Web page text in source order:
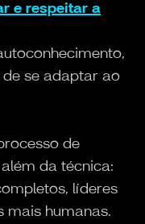
e respeitar a
se adaptar ao
de
da técnica:
líderes
mais humanas.